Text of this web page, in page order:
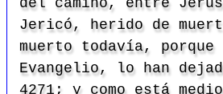
del camino, entre
Jericó, herido de
muerto todavía, porque
Evangelio, lo han
4271; y como está